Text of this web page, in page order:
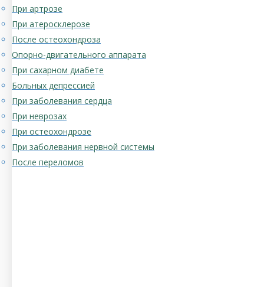
При артрозе
При атеросклерозе
После остеохондроза
Опорно-двигательного аппарата
При сахарном диабете
Больных депрессией
При заболевания сердца
При неврозах
При остеохондрозе
При заболевания нервной системы
После переломов